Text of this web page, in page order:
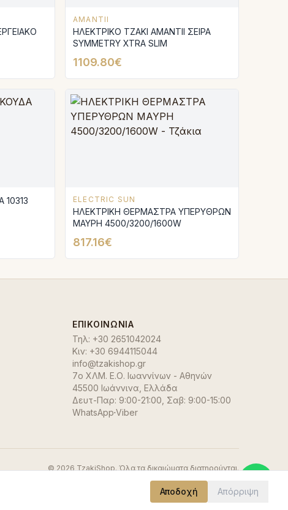
AMANTII
ΗΛΕΚΤΡΙΚΟ ΤΖΑΚΙ AMANTIΙ ΣΕΙΡΑ
SYMMETRY XTRA SLIM
1109.80€
ELECTRIC SUN
ΗΛΕΚΤΡΙΚΗ ΘΕΡΜΑΣΤΡΑ ΥΠΕΡΥΘΡΩΝ
ΜΑΥΡΗ 4500/3200/1600W
817.16€
ΕΠΙΚΟΙΝΩΝΊΑ
Τηλ: +30 2651042024
Κιν: +30 6944115044
info@tzakishop.gr
7ο ΧΛΜ. Ε.Ο. Ιωαννίνων - Αθηνών
45500 Ιωάννινα Ελλάδα
Δευτ-Παρ: 9:00-21:00, Σαβ: 9:00-15:00
WhatsApp·Viber
© 2026 TzakiShop. Όλα τα δικαιώματα διατηρούνται.
Αποδοχή Απόρριψη